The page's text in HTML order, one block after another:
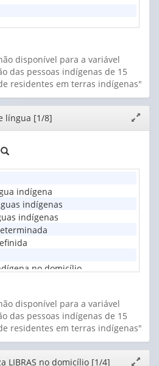
do Xingu
(Arara Karo)
disponível para a variável
das pessoas indígenas de 15
residentes em terras indígenas"
janela
língua [1/8]
indígena
indígenas
indígenas
no domicílio
disponível para a variável
das pessoas indígenas de 15
residentes em terras indígenas"
LIBRAS no domicílio [1/4]